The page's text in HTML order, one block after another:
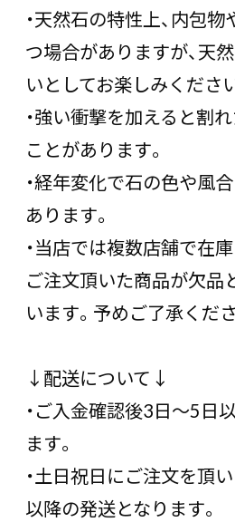
・天然石の特性上、内包
つ場合がありますが、天
いとしてお楽しみください
・強い衝撃を加えると割
ことがあります。
・経年変化で石の色や風
あります。
・当店では複数店舗で在
ご注文頂いた商品が欠品
います。予めご了承くださ
↓配送について↓
・ご入金確認後3日〜5日
ます。
・土日祝日にご注文を頂
以降の発送となります。